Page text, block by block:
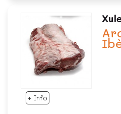
+ Info